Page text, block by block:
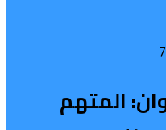
المتهم